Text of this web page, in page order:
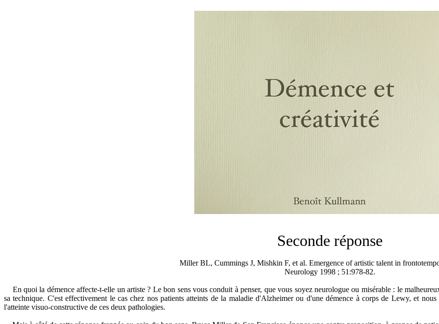
Seconde réponse
Miller BL, Cummings J, Mishkin F, et al. Emergence of artistic talent in
Neurology 1998 ; 51:978-82.
En quoi la démence affecte-t-elle un artiste ? Le bon sens vous conduit à penser, que vous soyez neurologue ou misérable : le
sa technique. C'est effectivement le cas chez nos patients atteints de la maladie d'Alzheimer ou d'une démence à corps de Lewy, et
l'atteinte visuo-constructive de ces deux pathologies.